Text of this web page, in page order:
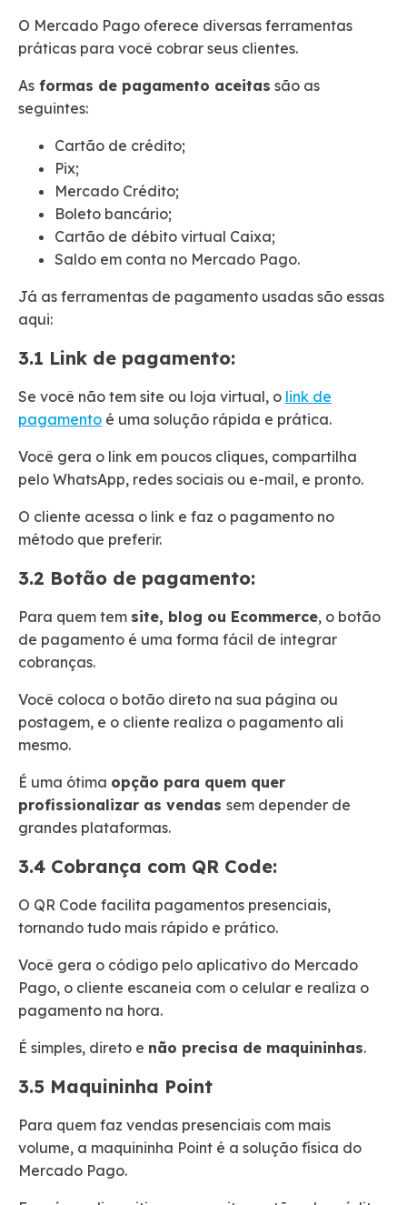
O Mercado Pago oferece diversas ferramentas
práticas para você cobrar seus clientes.
As formas de pagamento aceitas são as
seguintes:
Cartão de crédito;
Pix;
Mercado Crédito;
Boleto bancário;
Cartão de débito virtual Caixa;
Saldo em conta no Mercado Pago.
Já as ferramentas de pagamento usadas são essas
aqui:
3.1 Link de pagamento:
Se você não tem site ou loja virtual, o link de
pagamento é uma solução rápida e prática.
Você gera o link em poucos cliques, compartilha
pelo WhatsApp, redes sociais ou e-mail, e pronto.
O cliente acessa o link e faz o pagamento no
método que preferir.
3.2 Botão de pagamento:
Para quem tem site, blog ou Ecommerce, o botão
de pagamento é uma forma fácil de integrar
cobranças.
Você coloca o botão direto na sua página ou
postagem, e o cliente realiza o pagamento ali
mesmo.
É uma ótima opção para quem quer
profissionalizar as vendas sem depender de
grandes plataformas.
3.4 Cobrança com QR Code:
O QR Code facilita pagamentos presenciais,
tornando tudo mais rápido e prático.
Você gera o código pelo aplicativo do Mercado
Pago, o cliente escaneia com o celular e realiza o
pagamento na hora.
É simples, direto e não precisa de maquininhas.
3.5 Maquininha Point
Para quem faz vendas presenciais com mais
volume, a maquininha Point é a solução física do
Mercado Pago.